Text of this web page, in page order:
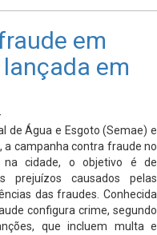
em
em
de Água e Esgoto (Semae) e
a campanha contra fraude no
na cidade, o objetivo é de
prejuízos causados pelas
das fraudes. Conhecida
configura crime, segundo
que incluem multa e